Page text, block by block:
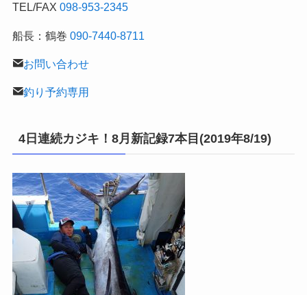
TEL/FAX 098-953-2345
船長：鶴巻 090-7440-8711
お問い合わせ
釣り予約専用
4日連続カジキ！8月新記録7本目(2019年8/19)